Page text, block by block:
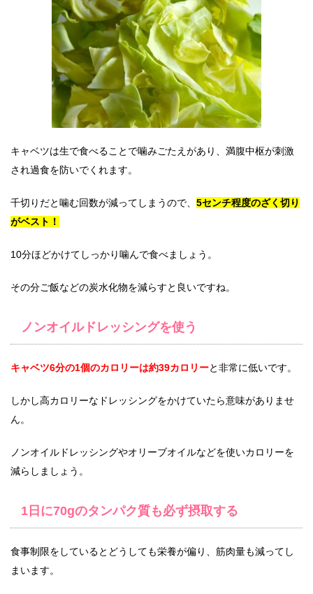
キャベツは生で食べることで噛みごたえがあり、満腹中枢が刺激
され過食を防いでくれます。
千切りだと噛む回数が減ってしまうので、 5センチ程度のざく切り
がベスト！
10分ほどかけてしっかり噛んで食べましょう。
その分ご飯などの炭水化物を減らすと良いですね。
ノンオイルドレッシングを使う
キャベツ6分の1個のカロリーは約39カロリーと非常に低いです。
しかし高カロリーなドレッシングをかけていたら意味がありませ
ん。
ノンオイルドレッシングやオリーブオイルなどを使いカロリーを
減らしましょう。
1日に70gのタンパク質も必ず摂取する
食事制限をしているとどうしても栄養が偏り、筋肉量も減ってし
まいます。